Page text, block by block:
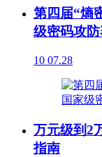
第四届“熵
级密码攻
10 07.28
万元级到2
指南